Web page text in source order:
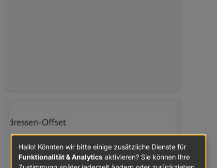
Hallo! Könnten wir bitte einige zusätzliche Dienste für
Funktionalität & Analytics aktivieren? Sie können Ihre